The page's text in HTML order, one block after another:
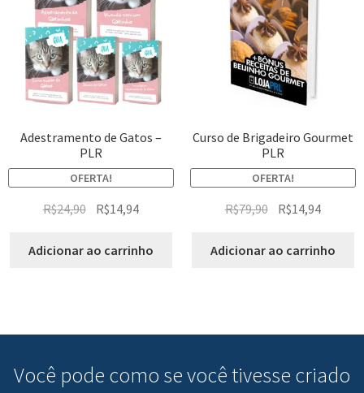
Adestramento de Gatos –
PLR
OFERTA!
R$24,90 R$14,94
Adicionar ao carrinho
Curso de Brigadeiro Gourmet
PLR
OFERTA!
R$79,90 R$14,94
Adicionar ao carrinho
Você pode como se você tivesse criado